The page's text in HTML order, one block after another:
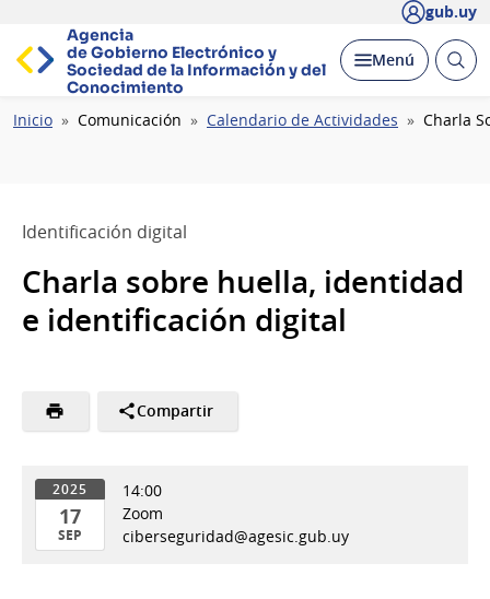
gub.uy
Agencia
de Gobierno Electrónico y
Sociedad de la Información y del
Conocimiento
Desplegar
Menú Abrir
Ruta
Inicio Comunicación Calendario de Actividades Charla
Identificación digital
Charla sobre huella, identidad
e identificación digital
Compartir
2025
17
SEP
14:00
Zoom
ciberseguridad@agesic.gub.uy